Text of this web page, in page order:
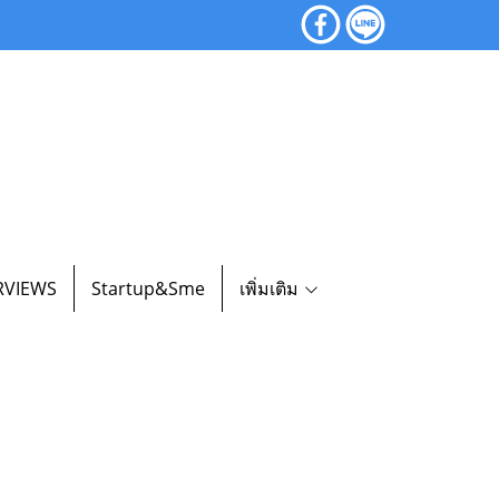
Startup&Sme เพิ่มเติม